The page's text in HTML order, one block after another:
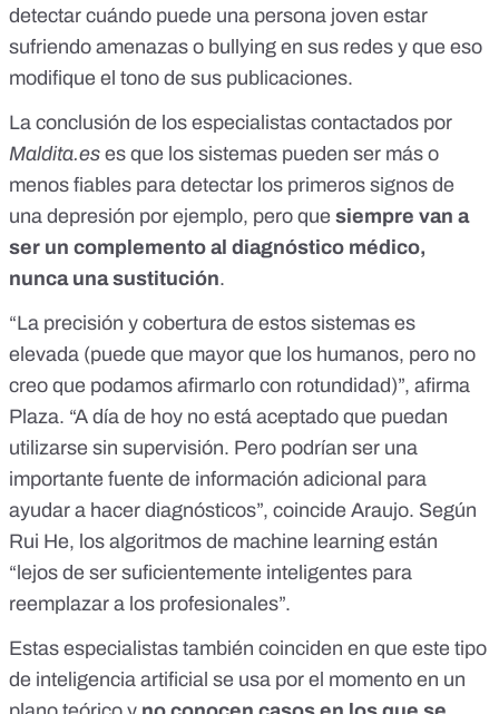
detectar cuándo puede una persona joven estar
sufriendo amenazas o bullying en sus redes y que eso
modifique el tono de sus publicaciones.
La conclusión de los especialistas contactados por
Maldita.es es que los sistemas pueden ser más o
menos fiables para detectar los primeros signos de
una depresión por ejemplo, pero que siempre van a
ser un complemento al diagnóstico médico,
nunca una sustitución.
“La precisión y cobertura de estos sistemas es
elevada (puede que mayor que los humanos, pero no
creo que podamos afirmarlo con rotundidad)”, afirma
Plaza. “A día de hoy no está aceptado que puedan
utilizarse sin supervisión. Pero podrían ser una
importante fuente de información adicional para
ayudar a hacer diagnósticos”, coincide Araujo. Según
Rui He, los algoritmos de machine learning están
“lejos de ser suficientemente inteligentes para
reemplazar a los profesionales”.
Estas especialistas también coinciden en que este tipo
de inteligencia artificial se usa por el momento en un